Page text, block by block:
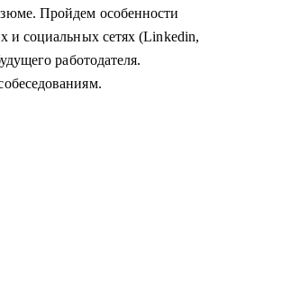
Пройдем особенности
и социальных сетях (Linkedin,
работодателя.